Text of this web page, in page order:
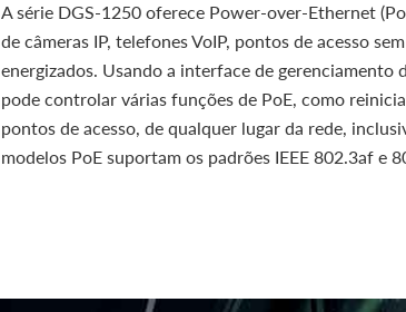
A série DGS-1250 oferece Power-over-Ethernet
de câmeras IP, telefones VoIP, pontos de acesso
energizados. Usando a interface de
pode controlar várias funções de PoE, como
pontos de acesso, de qualquer lugar da rede,
modelos PoE suportam os padrões IEEE 802.3af e